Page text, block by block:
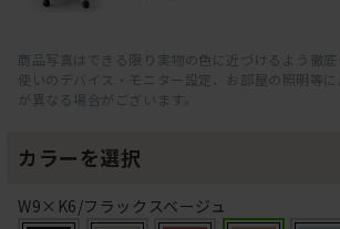
商品写真はできる限り実物の色に近づけるよう徹
使いのデバイス・モニター設定、お部屋の照明等
が異なる場合がございます。
カラーを選択
W9×K6/フラックスベージュ